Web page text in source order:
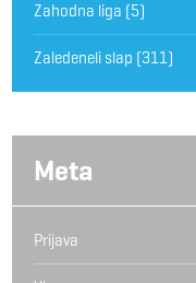
Zahodna liga (5)
Zaledeneli slap (311)
Meta
Prijava